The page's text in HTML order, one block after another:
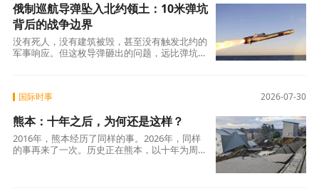
俄制巡航导弹坠入北约领土：10米弹坑
背后的战争边界
没有死人，没有建筑被毁，甚至没有触发北约的
军事响应。但这枚导弹砸出的问题，远比弹坑更
2026-07-30
国际时事
熊本：十年之后，为何还是这样？
2016年，熊本经历了同样的事。2026年，同样
的事再来了一次。历史正在熊本，以十年为周期